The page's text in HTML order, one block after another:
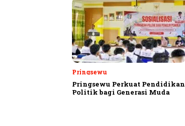
Pringsewu
Pringsewu Perkuat Pendidikan
Politik bagi Generasi Muda